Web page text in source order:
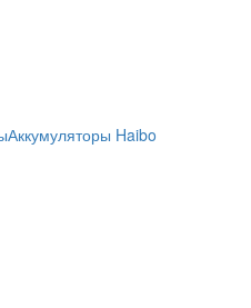
Аккумуляторы Haibo